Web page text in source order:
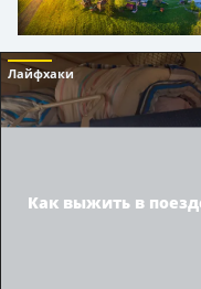
Лайфхаки
Как выжить в